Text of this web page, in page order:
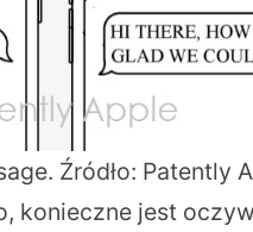
Źródło: Patently
konieczne jest